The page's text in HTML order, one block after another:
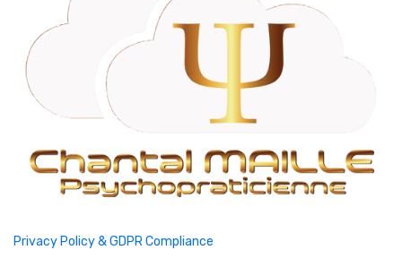
Privacy Policy & GDPR Compliance